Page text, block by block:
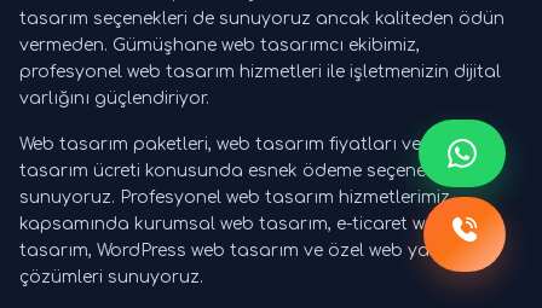
tasarım seçenekleri de sunuyoruz ancak kaliteden ödün
vermeden. Gümüşhane web tasarımcı ekibimiz,
profesyonel web tasarım hizmetleri ile işletmenizin dijital
varlığını güçlendiriyor.
Web tasarım paketleri, web tasarım fiyatları ve website
tasarım ücreti konusunda esnek ödeme seçenekleri
sunuyoruz. Profesyonel web tasarım hizmetlerimiz
kapsamında kurumsal web tasarım, e-ticaret web
tasarım, WordPress web tasarım ve özel web yazılım
çözümleri sunuyoruz.